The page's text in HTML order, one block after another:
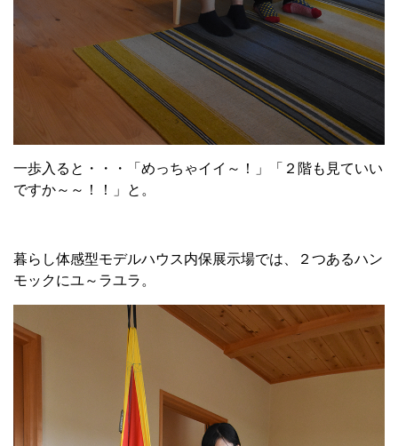
一歩入ると・・・「めっちゃイイ～！」「２階も見ていい
ですか～～！！」と。
暮らし体感型モデルハウス内保展示場では、２つあるハン
モックにユ～ラユラ。